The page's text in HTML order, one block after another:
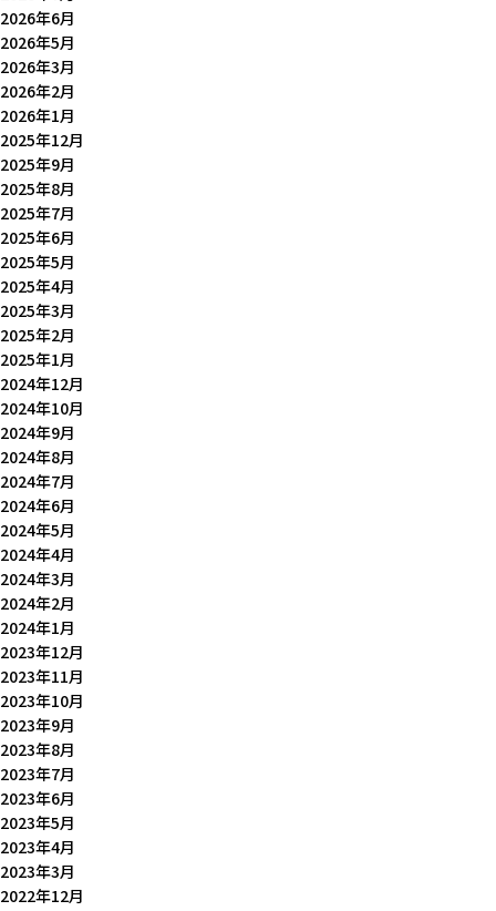
2026年6月
2026年5月
2026年3月
2026年2月
2026年1月
2025年12月
2025年9月
2025年8月
2025年7月
2025年6月
2025年5月
2025年4月
2025年3月
2025年2月
2025年1月
2024年12月
2024年10月
2024年9月
2024年8月
2024年7月
2024年6月
2024年5月
2024年4月
2024年3月
2024年2月
2024年1月
2023年12月
2023年11月
2023年10月
2023年9月
2023年8月
2023年7月
2023年6月
2023年5月
2023年4月
2023年3月
2022年12月